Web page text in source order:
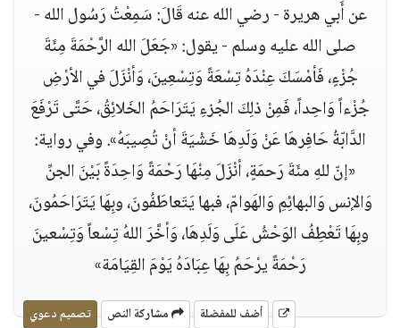
عن أَبي هريرة - رضي الله عنه قَالَ: سَمِعْتُ رَسُول الله -
صلى الله عليه وسلم - يقول: «جَعَلَ الله الرَّحْمَةَ مِئَةَ
جُزْءٍ، فَأمْسَكَ عِنْدَهُ تِسْعَةً وَتِسْعِينَ، وَأنْزَلَ في الأرْضِ
جُزْءاً وَاحِداً، فَمِنْ ذلِكَ الجُزءِ يَتَرَاحَمُ الخَلائِقُ، حَتَّى تَرْفَعَ
الدَّابّةُ حَافِرهَا عَنْ وَلَدِهَا خَشْيَةَ أنْ تُصِيبَهُ». وفي رواية:
«إنّ للهِ مئَةَ رَحمَةٍ، أنْزَلَ مِنْهَا رَحْمَةً وَاحِدَةً بَيْنَ الجنِّ
وَالإنس وَالبهائِمِ وَالهَوامّ، فبها يَتَعاطَفُونَ، وبِهَا يَتَرَاحَمُونَ،
وبِهَا تَعْطِفُ الوَحْشُ عَلَى وَلَدِهَا، وَأخَّرَ اللهُ تِسْعاً وَتِسْعينَ
رَحْمَةً يرْحَمُ بِهَا عِبَادَهُ يَوْمَ القِيَامَة»
أضف للمفضلة مشاركة النص تصميم دعوي